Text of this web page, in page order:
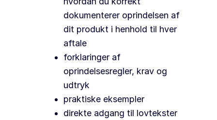
dokumenterer oprindelsen af
dit produkt i henhold til hver
aftale
forklaringer af
oprindelsesregler, krav og
udtryk
praktiske eksempler
direkte adgang til lovtekster